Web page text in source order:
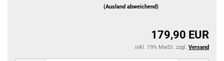
(Ausland abweichend)
179,90 EUR
inkl. 19% MwSt. zzgl. Versand